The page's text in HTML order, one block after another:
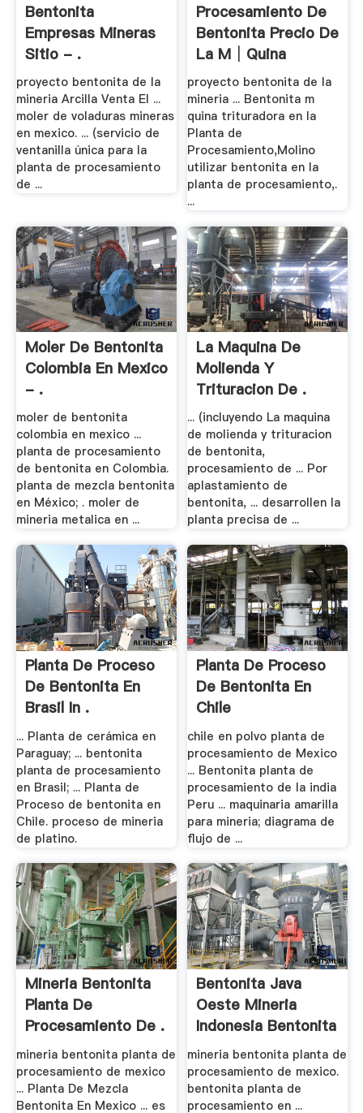
Bentonita
Empresas Mineras
Sitio - .
proyecto bentonita de la
mineria Arcilla Venta El ...
moler de voladuras mineras
en mexico. ... (servicio de
ventanilla única para la
planta de procesamiento
de ...
Procesamiento De
Bentonita Precio De
La M│quina
proyecto bentonita de la
mineria ... Bentonita m
quina trituradora en la
Planta de
Procesamiento,Molino
utilizar bentonita en la
planta de procesamiento,.
...
Moler De Bentonita
Colombia En Mexico
- .
moler de bentonita
colombia en mexico ...
planta de procesamiento
de bentonita en Colombia.
planta de mezcla bentonita
en México; . moler de
mineria metalica en ...
La Maquina De
Molienda Y
Trituracion De .
... (incluyendo La maquina
de molienda y trituracion
de bentonita,
procesamiento de ... Por
aplastamiento de
bentonita, ... desarrollen la
planta precisa de ...
Planta De Proceso
De Bentonita En
Brasil In .
... Planta de cerámica en
Paraguay; ... bentonita
planta de procesamiento
en Brasil; ... Planta de
Proceso de bentonita en
Chile. proceso de mineria
de platino.
Planta De Proceso
De Bentonita En
Chile
chile en polvo planta de
procesamiento de Mexico
... Bentonita planta de
procesamiento de la india
Peru ... maquinaria amarilla
para mineria; diagrama de
flujo de ...
Mineria Bentonita
Planta De
Procesamiento De .
mineria bentonita planta de
procesamiento de mexico
... Planta De Mezcla
Bentonita En Mexico ... es
Bentonita Java
Oeste Mineria
Indonesia Bentonita
mineria bentonita planta de
procesamiento de mexico.
bentonita planta de
procesamiento en ...